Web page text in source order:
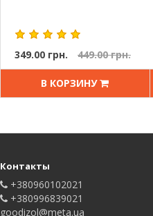
349.00 грн. 449.00 грн.
В КОРЗИНУ
Контакты
+380960102021
+380996839021
goodizol@meta.ua